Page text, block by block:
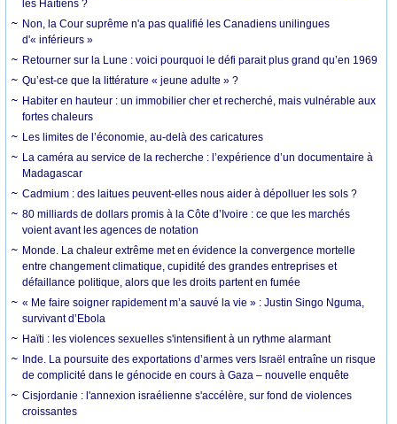
les Haïtiens ?
Non, la Cour suprême n'a pas qualifié les Canadiens unilingues
d'« inférieurs »
Retourner sur la Lune : voici pourquoi le défi parait plus grand qu’en 1969
Qu’est-ce que la littérature « jeune adulte » ?
Habiter en hauteur : un immobilier cher et recherché, mais vulnérable aux
fortes chaleurs
Les limites de l’économie, au-delà des caricatures
La caméra au service de la recherche : l’expérience d’un documentaire à
Madagascar
Cadmium : des laitues peuvent-elles nous aider à dépolluer les sols ?
80 milliards de dollars promis à la Côte d’Ivoire : ce que les marchés
voient avant les agences de notation
Monde. La chaleur extrême met en évidence la convergence mortelle
entre changement climatique, cupidité des grandes entreprises et
défaillance politique, alors que les droits partent en fumée
« Me faire soigner rapidement m’a sauvé la vie » : Justin Singo Nguma,
survivant d’Ebola
Haïti : les violences sexuelles s'intensifient à un rythme alarmant
Inde. La poursuite des exportations d’armes vers Israël entraîne un risque
de complicité dans le génocide en cours à Gaza – nouvelle enquête
Cisjordanie : l'annexion israélienne s'accélère, sur fond de violences
croissantes